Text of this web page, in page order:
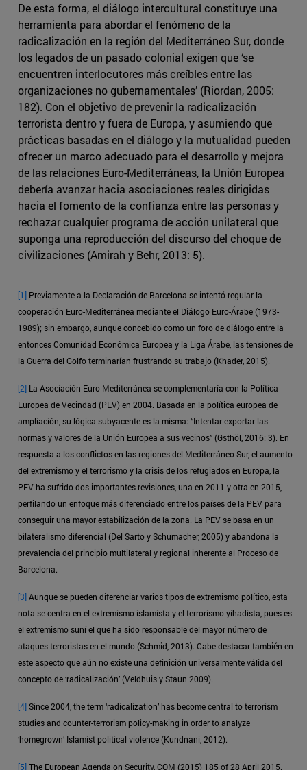
De esta forma, el diálogo intercultural constituye una
herramienta para abordar el fenómeno de la
radicalización en la región del Mediterráneo Sur, donde
los legados de un pasado colonial exigen que ‘se
encuentren interlocutores más creíbles entre las
organizaciones no gubernamentales’ (Riordan, 2005:
182). Con el objetivo de prevenir la radicalización
terrorista dentro y fuera de Europa, y asumiendo que
prácticas basadas en el diálogo y la mutualidad pueden
ofrecer un marco adecuado para el desarrollo y mejora
de las relaciones Euro-Mediterráneas, la Unión Europea
debería avanzar hacia asociaciones reales dirigidas
hacia el fomento de la confianza entre las personas y
rechazar cualquier programa de acción unilateral que
suponga una reproducción del discurso del choque de
civilizaciones (Amirah y Behr, 2013: 5).
[1] Previamente a la Declaración de Barcelona se intentó regular la
cooperación Euro-Mediterránea mediante el Diálogo Euro-Árabe (1973-
1989); sin embargo, aunque concebido como un foro de diálogo entre la
entonces Comunidad Económica Europea y la Liga Árabe, las tensiones de
la Guerra del Golfo terminarían frustrando su trabajo (Khader, 2015).
[2] La Asociación Euro-Mediterránea se complementaría con la Política
Europea de Vecindad (PEV) en 2004. Basada en la política europea de
ampliación, su lógica subyacente es la misma: “Intentar exportar las
normas y valores de la Unión Europea a sus vecinos” (Gsthöl, 2016: 3). En
respuesta a los conflictos en las regiones del Mediterráneo Sur, el aumento
del extremismo y el terrorismo y la crisis de los refugiados en Europa, la
PEV ha sufrido dos importantes revisiones, una en 2011 y otra en 2015,
perfilando un enfoque más diferenciado entre los países de la PEV para
conseguir una mayor estabilización de la zona. La PEV se basa en un
bilateralismo diferencial (Del Sarto y Schumacher, 2005) y abandona la
prevalencia del principio multilateral y regional inherente al Proceso de
Barcelona.
[3]Aunque se pueden diferenciar varios tipos de extremismo político, esta
nota se centra en el extremismo islamista y el terrorismo yihadista, pues es
el extremismo suní el que ha sido responsable del mayor número de
ataques terroristas en el mundo (Schmid, 2013). Cabe destacar también en
este aspecto que aún no existe una definición universalmente válida del
concepto de ‘radicalización’ (Veldhuis y Staun 2009).
[4]Since 2004, the term ‘radicalization’ has become central to terrorism
studies and counter-terrorism policy-making in order to analyze
‘homegrown’ Islamist political violence (Kundnani, 2012).
[5]The European Agenda on Security, COM (2015) 185 of 28 April 2015.